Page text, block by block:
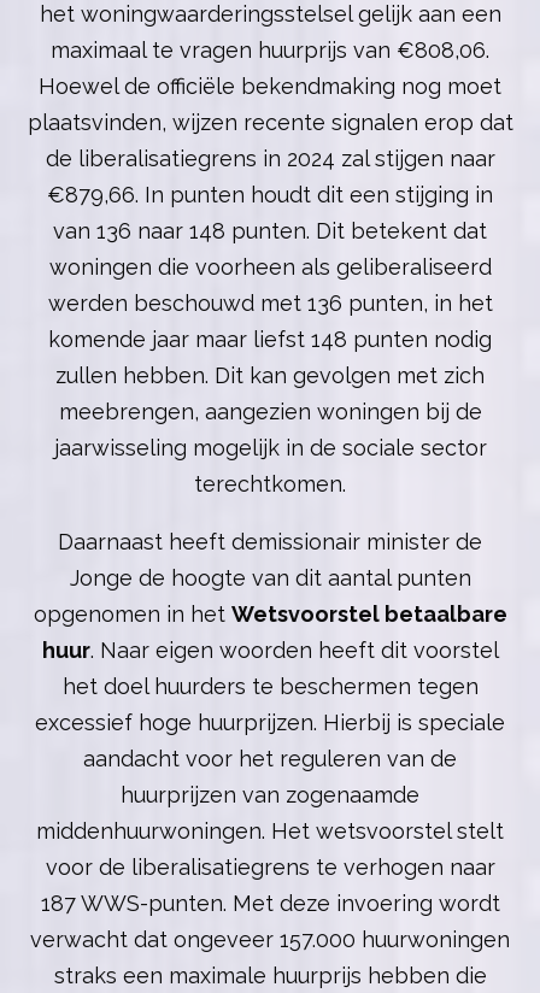
het woningwaarderingsstelsel gelijk aan een
maximaal te vragen huurprijs van €808,06.
Hoewel de officiële bekendmaking nog moet
plaatsvinden, wijzen recente signalen erop dat
de liberalisatiegrens in 2024 zal stijgen naar
€879,66. In punten houdt dit een stijging in
van 136 naar 148 punten. Dit betekent dat
woningen die voorheen als geliberaliseerd
werden beschouwd met 136 punten, in het
komende jaar maar liefst 148 punten nodig
zullen hebben. Dit kan gevolgen met zich
meebrengen, aangezien woningen bij de
jaarwisseling mogelijk in de sociale sector
terechtkomen.
Daarnaast heeft demissionair minister de
Jonge de hoogte van dit aantal punten
opgenomen in het Wetsvoorstel betaalbare
huur. Naar eigen woorden heeft dit voorstel
het doel huurders te beschermen tegen
excessief hoge huurprijzen. Hierbij is speciale
aandacht voor het reguleren van de
huurprijzen van zogenaamde
middenhuurwoningen. Het wetsvoorstel stelt
voor de liberalisatiegrens te verhogen naar
187 WWS-punten. Met deze invoering wordt
verwacht dat ongeveer 157.000 huurwoningen
straks een maximale huurprijs hebben die